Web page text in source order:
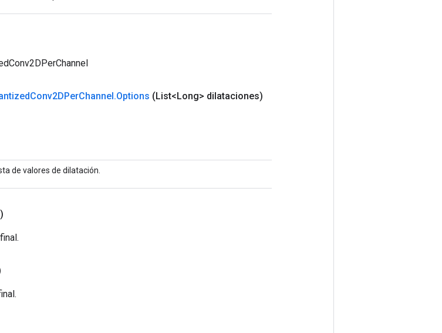
Conv2DPerChannel.Options (List<Long> dilataciones)
de valores de dilatación.